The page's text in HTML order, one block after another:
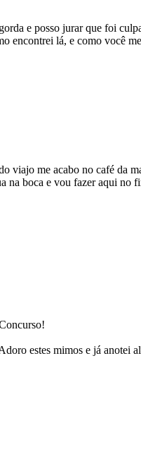
e posso jurar que foi
encontrei lá, e como você
viajo me acabo no café da
na boca e vou fazer aqui no
estes mimos e já anotei